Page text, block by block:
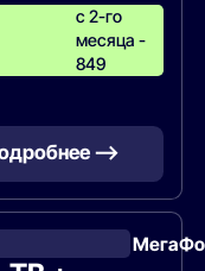
с 2-го
месяца -
849
—>